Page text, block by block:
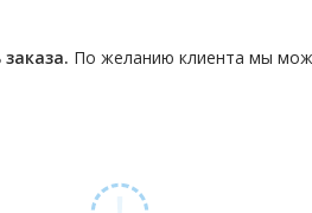
По желанию клиента мы